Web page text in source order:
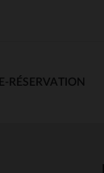
E-RÉSERVATION